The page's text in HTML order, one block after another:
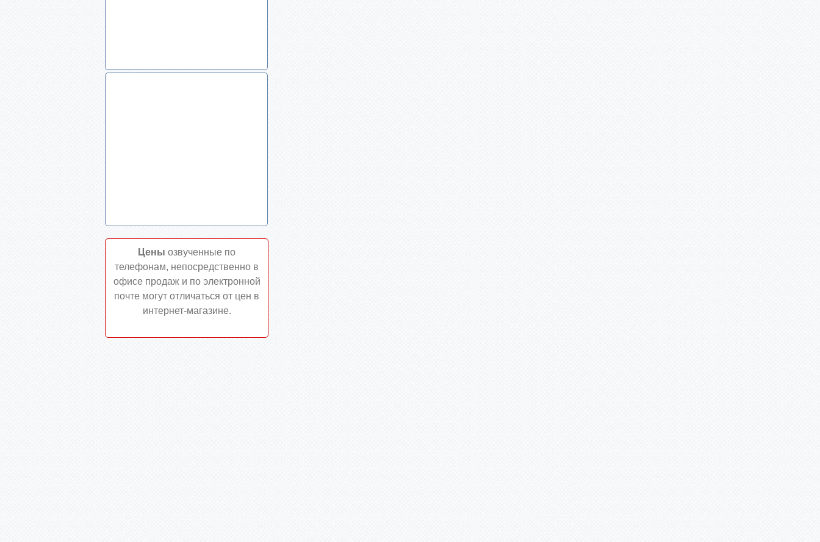
Цены озвученные по
телефонам, непосредственно в
офисе продаж и по электронной
почте могут отличаться от цен в
интернет-магазине.